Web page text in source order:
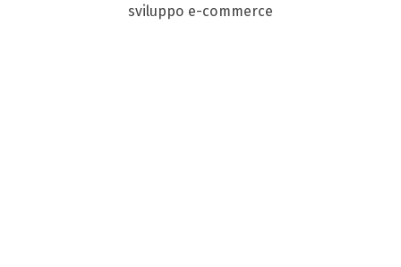
sviluppo e-commerce